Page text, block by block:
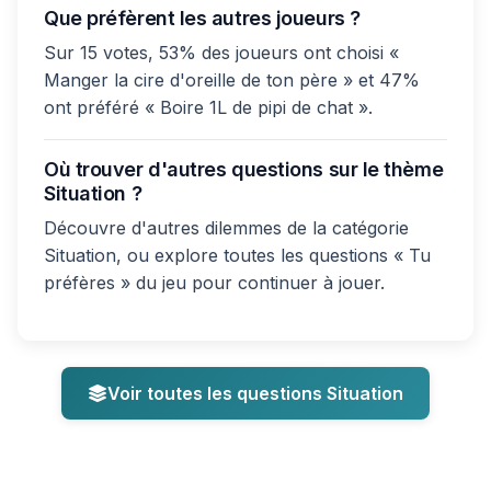
Que préfèrent les autres joueurs ?
Sur 15 votes, 53% des joueurs ont choisi «
Manger la cire d'oreille de ton père » et 47%
ont préféré « Boire 1L de pipi de chat ».
Où trouver d'autres questions sur le thème
Situation ?
Découvre d'autres dilemmes de la catégorie
Situation, ou explore toutes les questions « Tu
préfères » du jeu pour continuer à jouer.
Voir toutes les questions Situation